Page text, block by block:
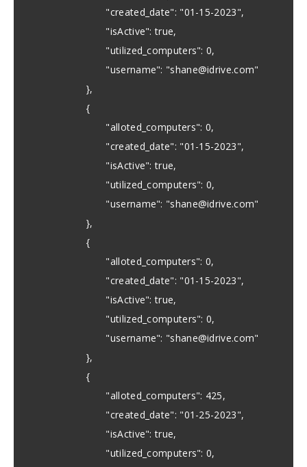
"created_date": "01-15-2023",
"isActive": true,
"utilized_computers": 0,
"username": "shane@idrive.com"
},
{
"alloted_computers": 0,
"created_date": "01-15-2023",
"isActive": true,
"utilized_computers": 0,
"username": "shane@idrive.com"
},
{
"alloted_computers": 0,
"created_date": "01-15-2023",
"isActive": true,
"utilized_computers": 0,
"username": "shane@idrive.com"
},
{
"alloted_computers": 425,
"created_date": "01-25-2023",
"isActive": true,
"utilized_computers": 0,